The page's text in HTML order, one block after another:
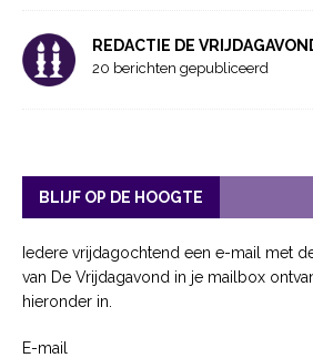
REDACTIE DE
20 berichten gepubliceerd
BLIJF OP DE HOOGTE
Iedere vrijdagochtend een e-mail met
van De Vrijdagavond in je mailbox
hieronder in.
E-mail